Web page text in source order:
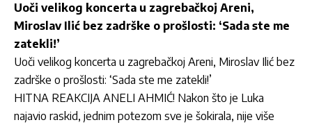
Uoči velikog koncerta u zagrebačkoj Areni,
Miroslav Ilić bez zadrške o prošlosti: ‘Sada ste me
zatekli!’
Uoči velikog koncerta u zagrebačkoj Areni, Miroslav Ilić bez
zadrške o prošlosti: ‘Sada ste me zatekli!’
HITNA REAKCIJA ANELI AHMIĆ! Nakon što je Luka
najavio raskid, jednim potezom sve je šokirala, nije više